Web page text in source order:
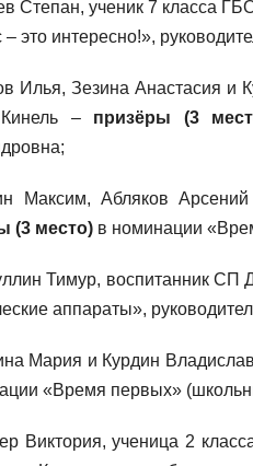
Степан, ученик 7 класса
– это интересно!»,
Илья, Зезина Анастасия
– призёры (3
Максим, Абляков
(3 место) в номинации
Тимур, воспитанник
аппараты»,
Мария и Курдин
«Время первых»
Виктория, ученица 2